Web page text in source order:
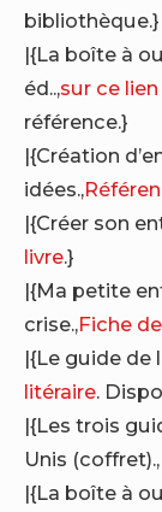
bibliothèque.}
|{La boîte à
éd..,sur ce
référence.}
|{Création
idées.,
|{Créer son
livre.}
|{Ma petite
crise.,Fiche
|{Le guide de
litéraire.
|{Les trois
Unis (coffret).,
|{La boîte à